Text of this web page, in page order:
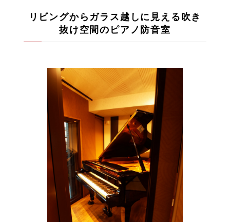
リビングからガラス越しに見える吹き
抜け空間のピアノ防音室